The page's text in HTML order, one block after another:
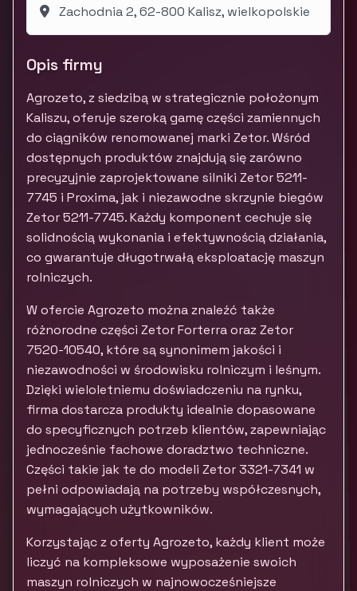
Zachodnia 2, 62-800 Kalisz, wielkopolskie
Opis firmy
Agrozeto, z siedzibą w strategicznie położonym
Kaliszu, oferuje szeroką gamę części zamiennych
do ciągników renomowanej marki Zetor. Wśród
dostępnych produktów znajdują się zarówno
precyzyjnie zaprojektowane silniki Zetor 5211-
7745 i Proxima, jak i niezawodne skrzynie biegów
Zetor 5211-7745. Każdy komponent cechuje się
solidnością wykonania i efektywnością działania,
co gwarantuje długotrwałą eksploatację maszyn
rolniczych.
W ofercie Agrozeto można znaleźć także
różnorodne części Zetor Forterra oraz Zetor
7520-10540, które są synonimem jakości i
niezawodności w środowisku rolniczym i leśnym.
Dzięki wieloletniemu doświadczeniu na rynku,
firma dostarcza produkty idealnie dopasowane
do specyficznych potrzeb klientów, zapewniając
jednocześnie fachowe doradztwo techniczne.
Części takie jak te do modeli Zetor 3321-7341 w
pełni odpowiadają na potrzeby współczesnych,
wymagających użytkowników.
Korzystając z oferty Agrozeto, każdy klient może
liczyć na kompleksowe wyposażenie swoich
maszyn rolniczych w najnowocześniejsze